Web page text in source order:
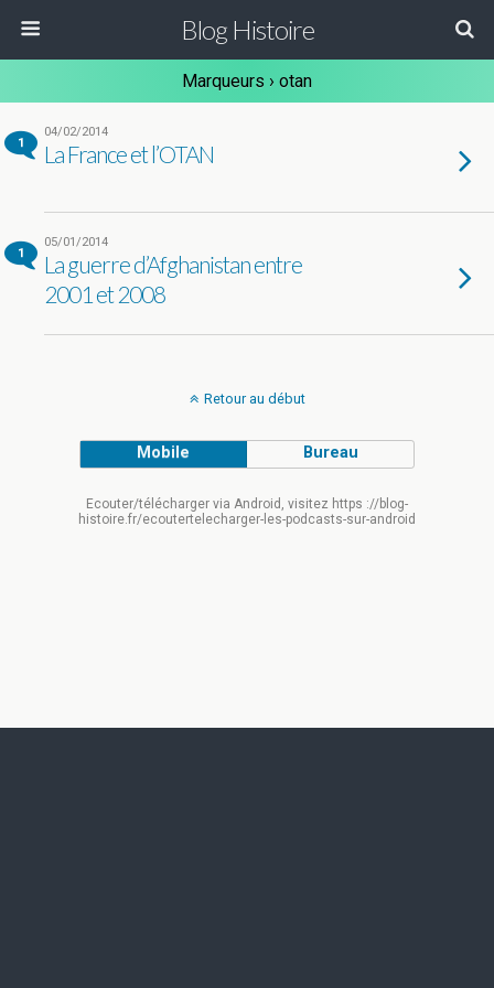
Blog Histoire
Marqueurs › otan
1
04/02/2014
La France et l’OTAN
1
05/01/2014
La guerre d’Afghanistan entre
2001 et 2008
Retour au début
Mobile Bureau
Ecouter/télécharger via Android, visitez https ://blog-
histoire.fr/ecoutertelecharger-les-podcasts-sur-android